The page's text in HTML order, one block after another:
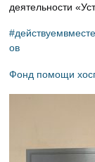
деятельности
#
ов
Фонд помощи